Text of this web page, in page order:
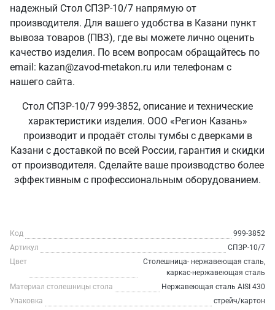
надежный Стол СПЗР-10/7 напрямую от
производителя. Для вашего удобства в Казани пункт
вывоза товаров (ПВЗ), где вы можете лично оценить
качество изделия. По всем вопросам обращайтесь по
email: kazan@zavod-metakon.ru или телефонам с
нашего сайта.
Стол СПЗР-10/7 999-3852, описание и технические
характеристики изделия. ООО «Регион Казань»
производит и продаёт столы тумбы с дверками в
Казани с доставкой по всей России, гарантия и скидки
от производителя. Сделайте ваше производство более
эффективным с профессиональным оборудованием.
Код
999-3852
Артикул
СПЗР-10/7
Цвет
Столешница- нержавеющая сталь,
каркас-нержавеющая сталь
Материал столешницы стола
Нержавеющая сталь AISI 430
Упаковка
стрейч/картон